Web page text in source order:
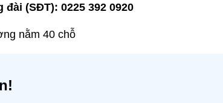
đài (SĐT): 0225 392 0920
nằm 40 chỗ